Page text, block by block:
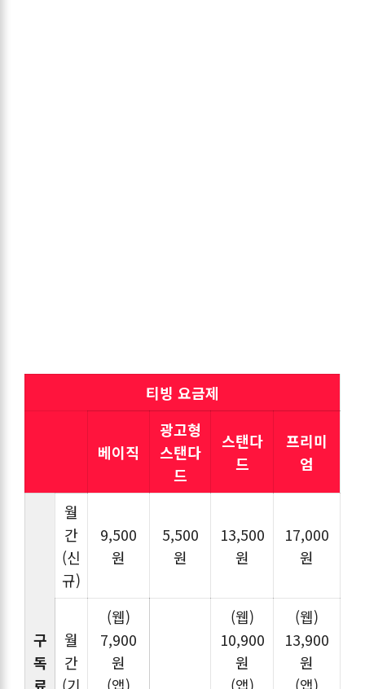
티빙 요금제
베이직
광고형
스탠다
드
스탠다
드
프리미
엄
구
독
월
간
(신
규)
9,500
원
5,500
원
13,500
원
17,000
원
월
간
(웹)
7,900
원
(웹)
10,900
원
(웹)
13,900
원